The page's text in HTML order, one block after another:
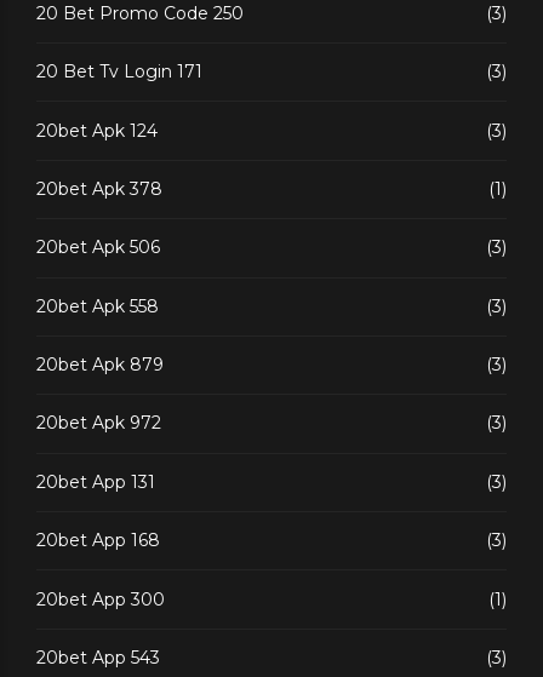
20 Bet Promo Code 250 (3)
20 Bet Tv Login 171 (3)
20bet Apk 124 (3)
20bet Apk 378 (1)
20bet Apk 506 (3)
20bet Apk 558 (3)
20bet Apk 879 (3)
20bet Apk 972 (3)
20bet App 131 (3)
20bet App 168 (3)
20bet App 300 (1)
20bet App 543 (3)